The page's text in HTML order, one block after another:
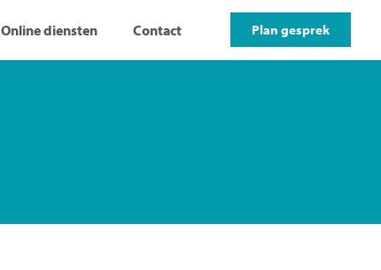
Online diensten Contact Plan gesprek